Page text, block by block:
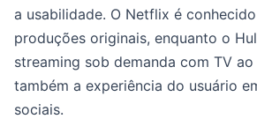
a usabilidade. O Netflix é
produções originais, enquanto o
streaming sob demanda com TV
também a experiência do usuário
sociais.